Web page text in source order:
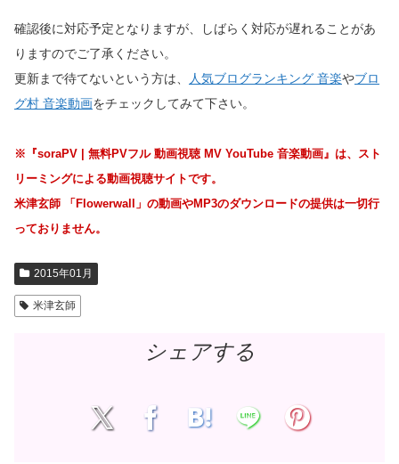
確認後に対応予定となりますが、しばらく対応が遅れることがあ
りますのでご了承ください。
更新まで待てないという方は、
人気ブログランキング 音楽やブロ
グ村 音楽動画をチェックしてみて下さい。
※『soraPV | 無料PVフル 動画視聴 MV YouTube 音楽動画』は、スト
リーミングによる動画視聴サイトです。
米津玄師 「Flowerwall」の動画やMP3のダウンロードの提供は一切行
っておりません。
2015年01月
米津玄師
シェアする